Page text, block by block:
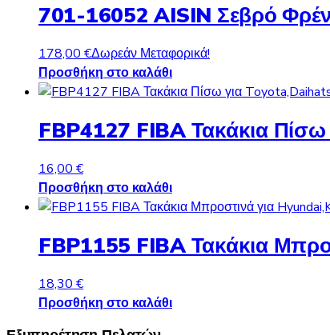
701-16052 AISIN Σεβρό
178,00 €Δωρεάν Μεταφορικά!
Προσθήκη στο καλάθι
FBP4127 FIBA Τακάκια
16,00 €
Προσθήκη στο καλάθι
FBP1155 FIBA Τακάκια
18,30€
Προσθήκη στο καλάθι